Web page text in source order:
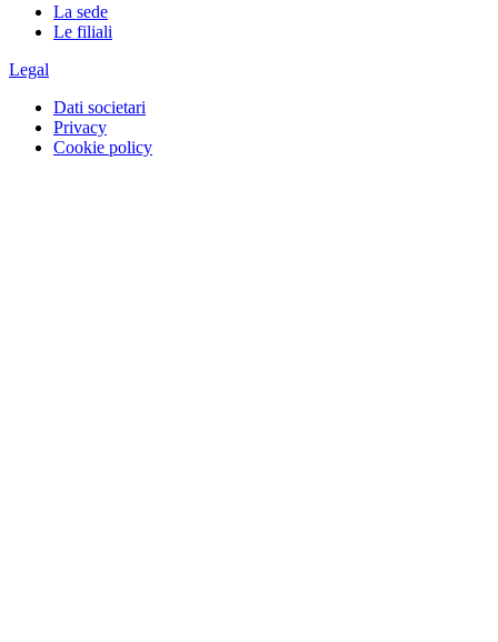
La sede
Le filiali
Legal
Dati societari
Privacy
Cookie policy